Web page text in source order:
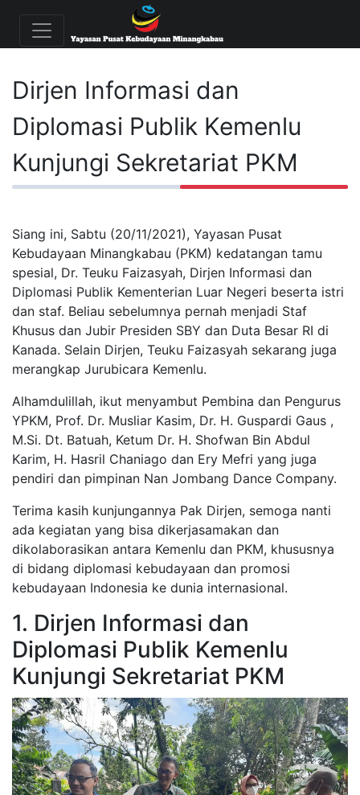
Dirjen Informasi dan
Diplomasi Publik Kemenlu
Kunjungi Sekretariat PKM
Siang ini, Sabtu (20/11/2021), Yayasan Pusat
Kebudayaan Minangkabau (PKM) kedatangan tamu
spesial, Dr. Teuku Faizasyah, Dirjen Informasi dan
Diplomasi Publik Kementerian Luar Negeri beserta istri
dan staf. Beliau sebelumnya pernah menjadi Staf
Khusus dan Jubir Presiden SBY dan Duta Besar RI di
Kanada. Selain Dirjen, Teuku Faizasyah sekarang juga
merangkap Jurubicara Kemenlu.
Alhamdulillah, ikut menyambut Pembina dan Pengurus
YPKM, Prof. Dr. Musliar Kasim, Dr. H. Guspardi Gaus ,
M.Si. Dt. Batuah, Ketum Dr. H. Shofwan Bin Abdul
Karim, H. Hasril Chaniago dan Ery Mefri yang juga
pendiri dan pimpinan Nan Jombang Dance Company.
Terima kasih kunjungannya Pak Dirjen, semoga nanti
ada kegiatan yang bisa dikerjasamakan dan
dikolaborasikan antara Kemenlu dan PKM, khususnya
di bidang diplomasi kebudayaan dan promosi
kebudayaan Indonesia ke dunia internasional.
1. Dirjen Informasi dan
Diplomasi Publik Kemenlu
Kunjungi Sekretariat PKM